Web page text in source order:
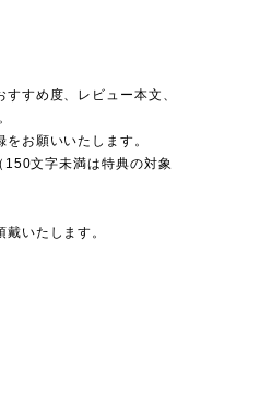
すめ度、レビュー本文、
お願いいたします。
文字未満は特典の対象
いたします。